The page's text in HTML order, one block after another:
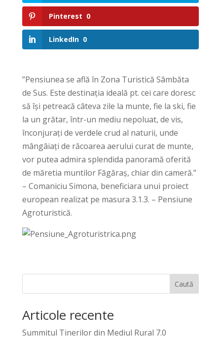
Pinterest 0
LinkedIn 0
”Pensiunea se află în Zona Turistică Sâmbăta
de Sus. Este destinația ideală pt. cei care doresc
să își petreacă câteva zile la munte, fie la ski, fie
la un grătar, într-un mediu nepoluat, de vis,
înconjurați de verdele crud al naturii, unde
mângâiați de răcoarea aerului curat de munte,
vor putea admira splendida panoramă oferită
de măretia muntilor Făgăraș, chiar din cameră.”
– Comaniciu Simona, beneficiara unui proiect
european realizat pe masura 3.1.3. – Pensiune
Agroturistică.
Caută
Articole recente
Summitul Tinerilor din Mediul Rural 7.0